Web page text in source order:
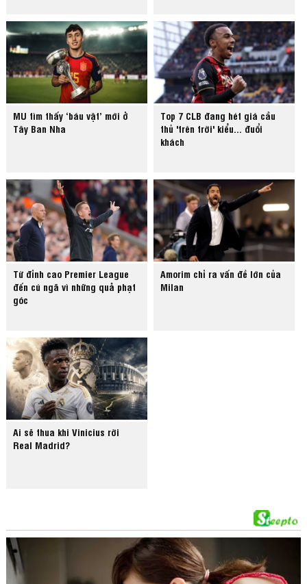
MU tìm thấy ‘báu vật’ mới ở
Tây Ban Nha
Top 7 CLB đang hét giá cầu
thủ 'trên trời' kiểu... đuổi
khách
Từ đỉnh cao Premier League
đến cú ngã vì những quả phạt
góc
Amorim chỉ ra vấn đề lớn của
Milan
Ai sẽ thua khi Vinicius rời
Real Madrid?